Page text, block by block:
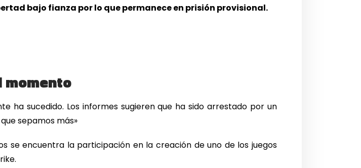
bajo fianza por lo que permanece en prisión provisional.
momento
ha sucedido. Los informes sugieren que ha sido arrestado por un
sepamos más»
se encuentra la participación en la creación de uno de los juegos